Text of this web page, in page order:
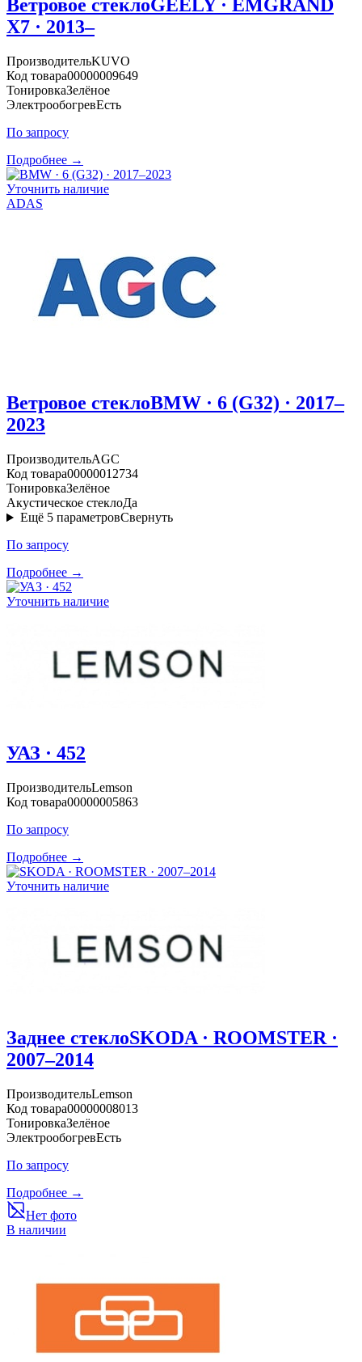
Ветровое стеклоGEELY · EMGRAND
X7 · 2013–
ПроизводительKUVO
Код товара00000009649
ТонировкаЗелёное
ЭлектрообогревЕсть
По запросу
Подробнее →
Уточнить наличие
ADAS
Ветровое стеклоBMW · 6 (G32) · 2017–
2023
ПроизводительAGC
Код товара00000012734
ТонировкаЗелёное
Акустическое стеклоДа
Ещё 5 параметровСвернуть
По запросу
Подробнее →
Уточнить наличие
УАЗ · 452
ПроизводительLemson
Код товара00000005863
По запросу
Подробнее →
Уточнить наличие
Заднее стеклоSKODA · ROOMSTER ·
2007–2014
ПроизводительLemson
Код товара00000008013
ТонировкаЗелёное
ЭлектрообогревЕсть
По запросу
Подробнее →
Нет фото
В наличии